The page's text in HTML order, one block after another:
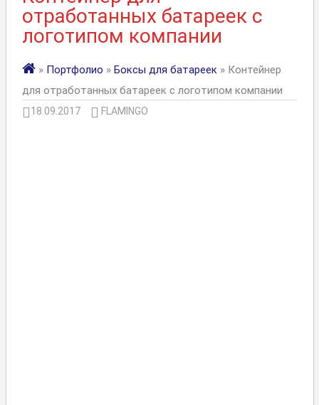
отработанных батареек с
логотипом компании
» Портфолио » Боксы для батареек » Контейнер
для отработанных батареек с логотипом компании
18.09.2017 FLAMINGO